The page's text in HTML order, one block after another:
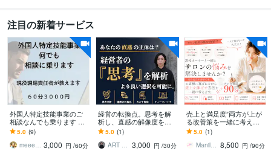
注目の新着サービス
外国人特定技能事業のご
相談なんでも乗ります 立
ち上げ段階から課題解決
まで、現役事業責任者が
解決します！
5.0 (9)
meeet310 3,000 円 /60分
経営の転換点。思考を解
析し、直感の解像度を高
めます 自分の判断を地図
のように俯瞰する。全体
像を捉え直す機会を。
5.0 (1)
ART BASE｜思考解析｜齋藤 友樹 3,000 円 /30分
売上と満足度”両方が上が
る改善策を一緒に考えま
す 売り込みが苦手でも、
お客様に喜ばれながら売
上UPを目指します
5.0 (1)
Manil_Design 8,500 円 /90分